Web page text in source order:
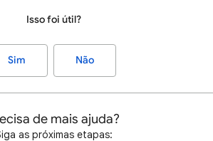
Isso foi útil?
Sim Não
de mais ajuda?
as próximas etapas: